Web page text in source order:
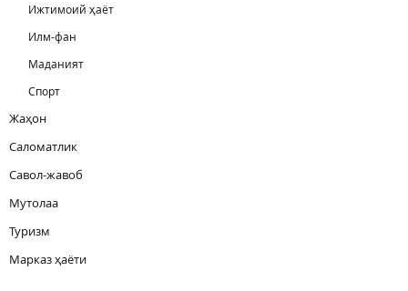
Ижтимоий ҳаёт
Илм-фан
Маданият
Спорт
Жаҳон
Саломатлик
Савол-жавоб
Мутолаа
Туризм
Марказ ҳаёти